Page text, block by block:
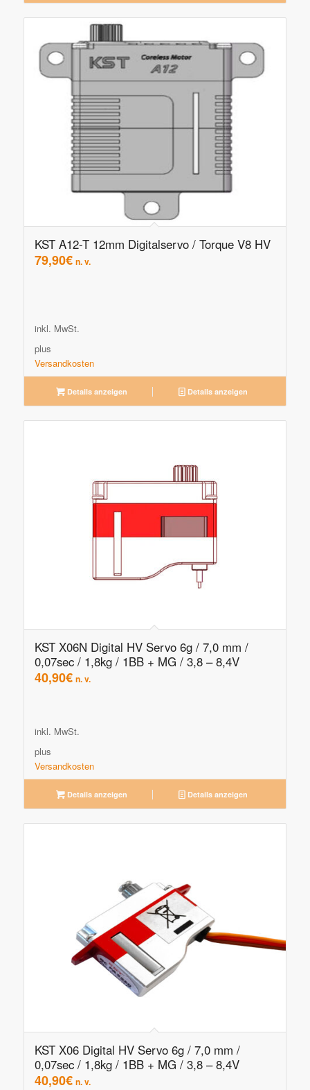
KST A12-T 12mm Digitalservo / Torque V8 HV
79,90€ n. v.
inkl. MwSt.
plus
Versandkosten
Details anzeigen Details anzeigen
KST X06N Digital HV Servo 6g / 7,0 mm /
0,07sec / 1,8kg / 1BB + MG / 3,8 – 8,4V
40,90€ n. v.
inkl. MwSt.
plus
Versandkosten
Details anzeigen Details anzeigen
KST X06 Digital HV Servo 6g / 7,0 mm /
0,07sec / 1,8kg / 1BB + MG / 3,8 – 8,4V
40,90€ n. v.